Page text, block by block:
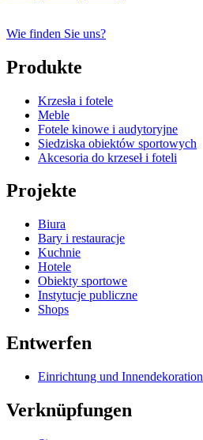
Wie finden Sie uns?
Produkte
Krzesła i fotele
Meble
Fotele kinowe i audytoryjne
Siedziska obiektów sportowych
Akcesoria do krzeseł i foteli
Projekte
Biura
Bary i restauracje
Kuchnie
Hotele
Obiekty sportowe
Instytucje publiczne
Shops
Entwerfen
Einrichtung und Innendekoration
Verknüpfungen